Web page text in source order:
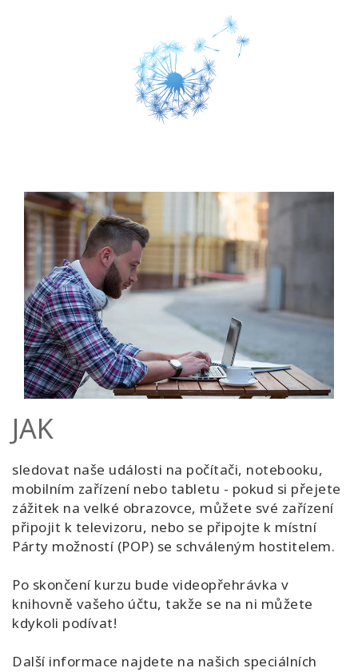
JAK
sledovat naše události na počítači, notebooku,
mobilním zařízení nebo tabletu - pokud si přejete
zážitek na velké obrazovce, můžete své zařízení
připojit k televizoru, nebo se připojte k místní
Párty možností (POP) se schváleným hostitelem.
Po skončení kurzu bude videopřehrávka v
knihovně vašeho účtu, takže se na ni můžete
kdykoli podívat!
Další informace najdete na našich speciálních